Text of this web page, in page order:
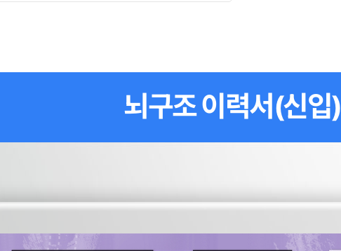
뇌구조 이력서(신입)